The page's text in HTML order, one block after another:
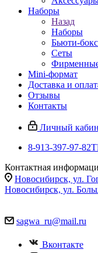
Наборы
Назад
Наборы
Бьюти-
Сеты
Mini-формат
Доставка и
Отзывы
Контакты
Личный
8-913-397-97-82
Контактная
Новосибирск, ул.
Новосибирск, ул.
sagwa_ru@mail.ru
Вконтакте